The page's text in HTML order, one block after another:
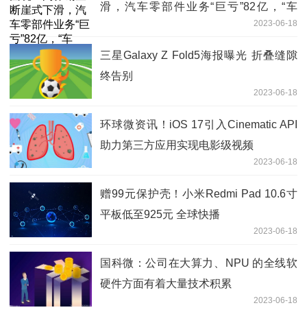
滑，汽车零部件业务“巨亏”82亿，“车
2023-06-18
三星Galaxy Z Fold5海报曝光 折叠缝隙
终告别
2023-06-18
环球微资讯！iOS 17引入Cinematic API
助力第三方应用实现电影级视频
2023-06-18
赠99元保护壳！小米Redmi Pad 10.6寸
平板低至925元 全球快播
2023-06-18
国科微：公司在大算力、NPU 的全线软
硬件方面有着大量技术积累
2023-06-18